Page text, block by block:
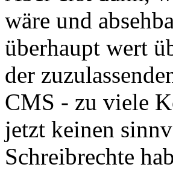
wäre und
überhaupt wert
der
CMS - zu viele
jetzt keinen
Schreibrechte